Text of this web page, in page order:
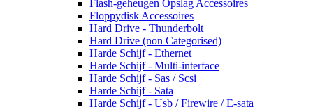
Flash-geheugen Opslag Accessoires
Floppydisk Accessoires
Hard Drive - Thunderbolt
Hard Drive (non Categorised)
Harde Schijf - Ethernet
Harde Schijf - Multi-interface
Harde Schijf - Sas / Scsi
Harde Schijf - Sata
Harde Schijf - Usb / Firewire / E-sata